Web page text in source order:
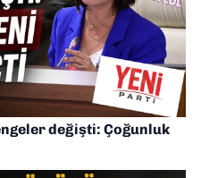
değişti: Çoğunluk